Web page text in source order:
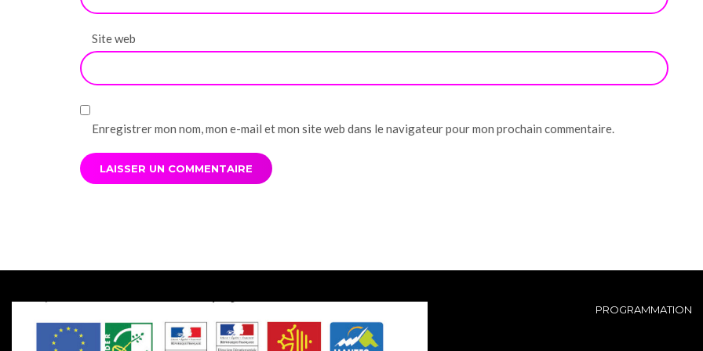
Site web
Enregistrer mon nom, mon e-mail et mon site web dans le navigateur pour mon prochain commentaire.
PROGRAMMATION